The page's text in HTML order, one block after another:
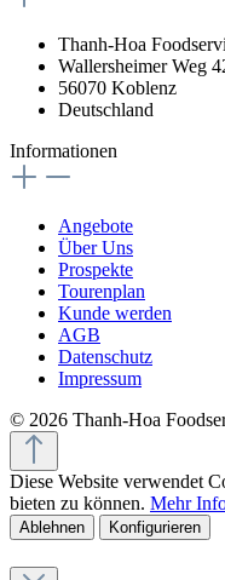
Thanh-Hoa
Wallersheimer Weg
56070 Koblenz
Deutschland
Informationen
Angebote
Über Uns
Prospekte
Tourenplan
Kunde werden
AGB
Datenschutz
Impressum
© 2026 Thanh-Hoa
Diese Website verwendet
bieten zu können. Mehr
Ablehnen Konfigurieren